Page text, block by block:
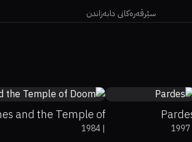
سێرڤەرەکانی دابەزاندن
1997
and the Temple of
Doom|
1984